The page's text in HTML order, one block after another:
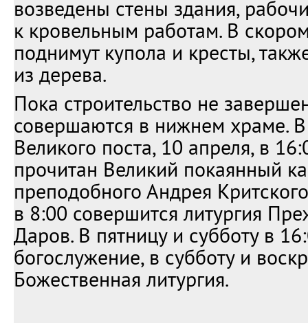
возведены стены здания,
к кровельным работам. В
поднимут купола и кресты,
из дерева.
Пока строительство не
совершаются в нижнем храме.
Великого поста, 10 апреля, в
прочитан Великий покаянный
преподобного Андрея
в 8:00 совершится литургия
Даров. В пятницу и субботу в
богослужение, в субботу и
Божественная литургия.